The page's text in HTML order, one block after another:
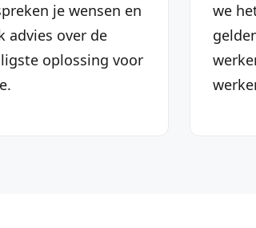
je wensen en
advies over de
oplossing voor
we